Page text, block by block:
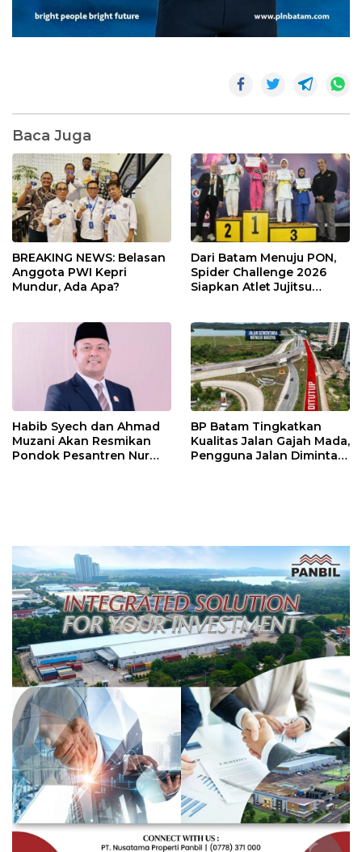
Baca Juga
BREAKING NEWS: Belasan
Anggota PWI Kepri
Mundur, Ada Apa?
Dari Batam Menuju PON,
Spider Challenge 2026
Siapkan Atlet Jujitsu
Habib Syech dan Ahmad
Muzani Akan Resmikan
Pondok Pesantren Nur
BP Batam Tingkatkan
Kualitas Jalan Gajah Mada,
Pengguna Jalan Diminta